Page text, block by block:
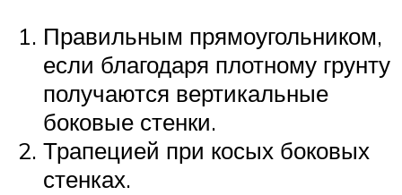
Правильным прямоугольником,
если благодаря плотному грунту
получаются вертикальные
боковые стенки.
Трапецией при косых боковых
стенках.